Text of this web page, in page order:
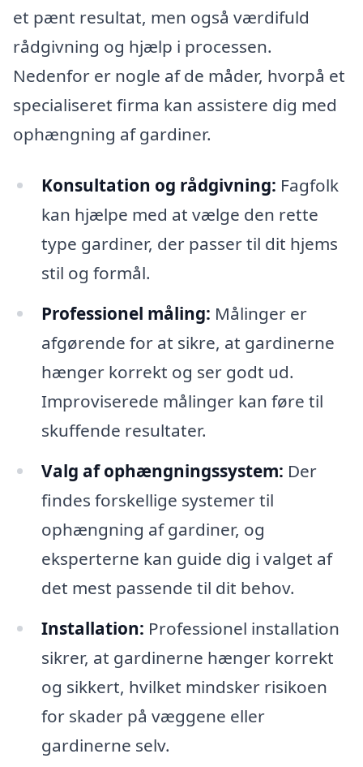
et pænt resultat, men også værdifuld
rådgivning og hjælp i processen.
Nedenfor er nogle af de måder, hvorpå et
specialiseret firma kan assistere dig med
ophængning af gardiner.
Konsultation og rådgivning: Fagfolk
kan hjælpe med at vælge den rette
type gardiner, der passer til dit hjems
stil og formål.
Professionel måling: Målinger er
afgørende for at sikre, at gardinerne
hænger korrekt og ser godt ud.
Improviserede målinger kan føre til
skuffende resultater.
Valg af ophængningssystem: Der
findes forskellige systemer til
ophængning af gardiner, og
eksperterne kan guide dig i valget af
det mest passende til dit behov.
Installation: Professionel installation
sikrer, at gardinerne hænger korrekt
og sikkert, hvilket mindsker risikoen
for skader på væggene eller
gardinerne selv.